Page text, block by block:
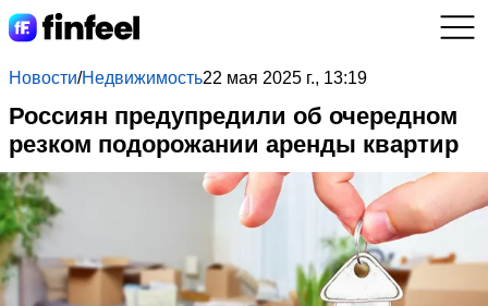
Новости/Недвижимость22 мая 2025 г., 13:19
Россиян предупредили об очередном
резком подорожании аренды квартир